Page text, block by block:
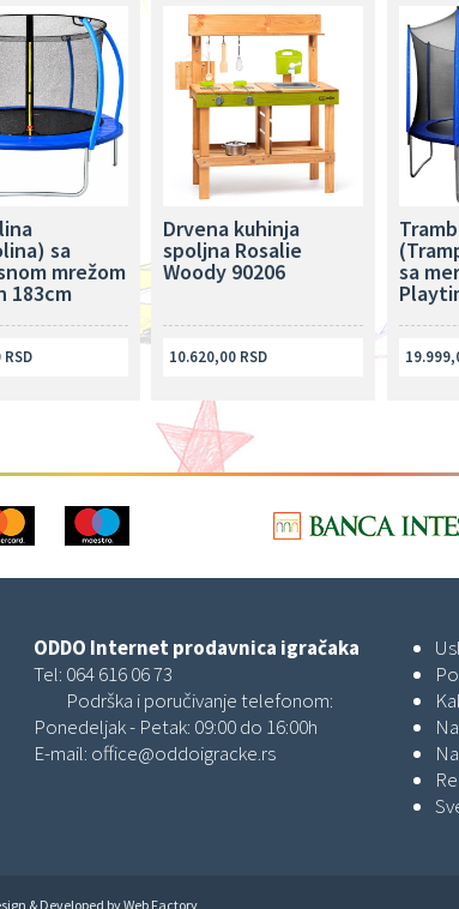
sa
mrežom
183cm
Drvena kuhinja
spoljna Rosalie
Woody 90206
10.620,00 RSD
sa
ODDO Internet prodavnica igračaka
Tel: 064 616 06 73
Podrška i poručivanje telefonom:
Ponedeljak - Petak: 09:00 do 16:00h
E-mail: office@oddoigracke.rs
& Developed byWeb Factory